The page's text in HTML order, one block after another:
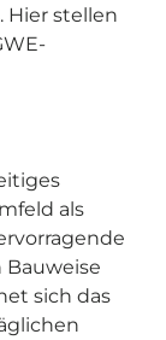
Hier stellen
als
Bauweise
sich das